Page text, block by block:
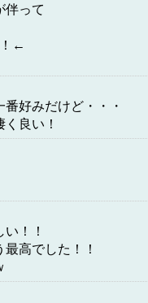
伴って
←
好みだけど・・・
良い！
！！
高でした！！